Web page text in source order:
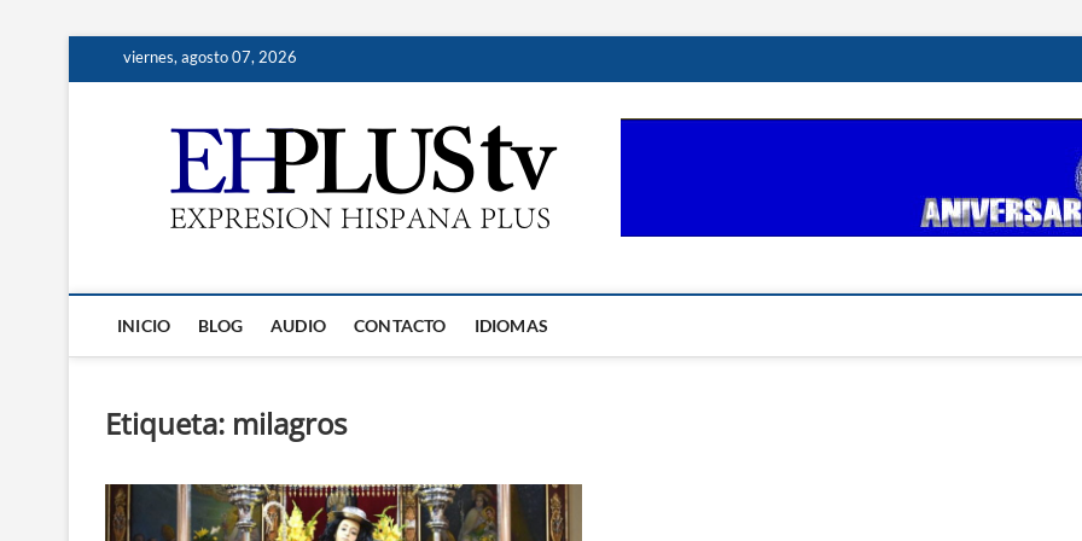
viernes, agosto 07, 2026
INICIO BLOG AUDIO CONTACTO IDIOMAS
Etiqueta: milagros